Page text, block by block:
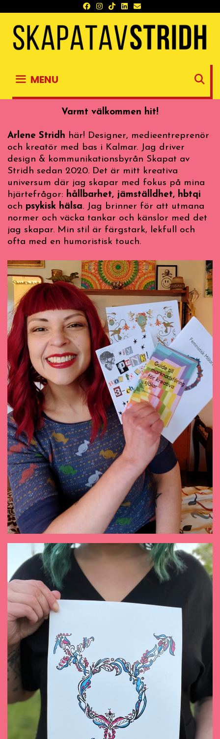
content
MENU
Varmt välkommen hit!
Arlene Stridh här! Designer, medieentreprenör
och kreatör med bas i Kalmar. Jag driver
design & kommunikationsbyrån Skapat av
Stridh sedan 2020. Det är mitt kreativa
universum där jag skapar med fokus på mina
hjärtefrågor: hållbarhet, jämställdhet, hbtqi
och psykisk hälsa. Jag brinner för att utmana
normer och väcka tankar och känslor med det
jag skapar. Min stil är färgstark, lekfull och
ofta med en humoristisk touch.